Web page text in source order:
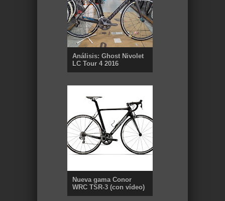
Análisis: Ghost Nivolet
LC Tour 4 2016
Nueva gama Conor
WRC TSR-3 (con vídeo)